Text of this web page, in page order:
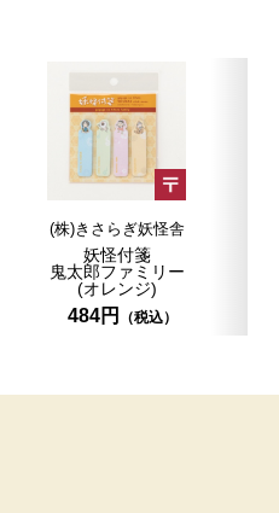
(株)きさらぎ妖怪舎
妖怪付箋
鬼太郎ファミリー
(オレンジ)
484円